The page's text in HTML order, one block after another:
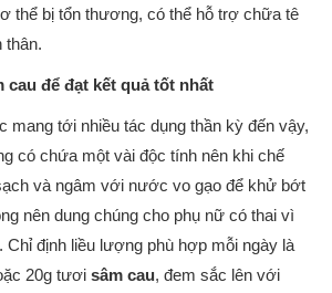
thể bị tổn thương, có thể hỗ trợ chữa tê
thân.
cau để đạt kết quả tốt nhất
mang tới nhiều tác dụng thần kỳ đến vậy,
có chứa một vài độc tính nên khi chế
và ngâm với nước vo gạo để khử bớt
nên dung chúng cho phụ nữ có thai vì
Chỉ định liều lượng phù hợp mỗi ngày là
20g tươi sâm cau, đem sắc lên với